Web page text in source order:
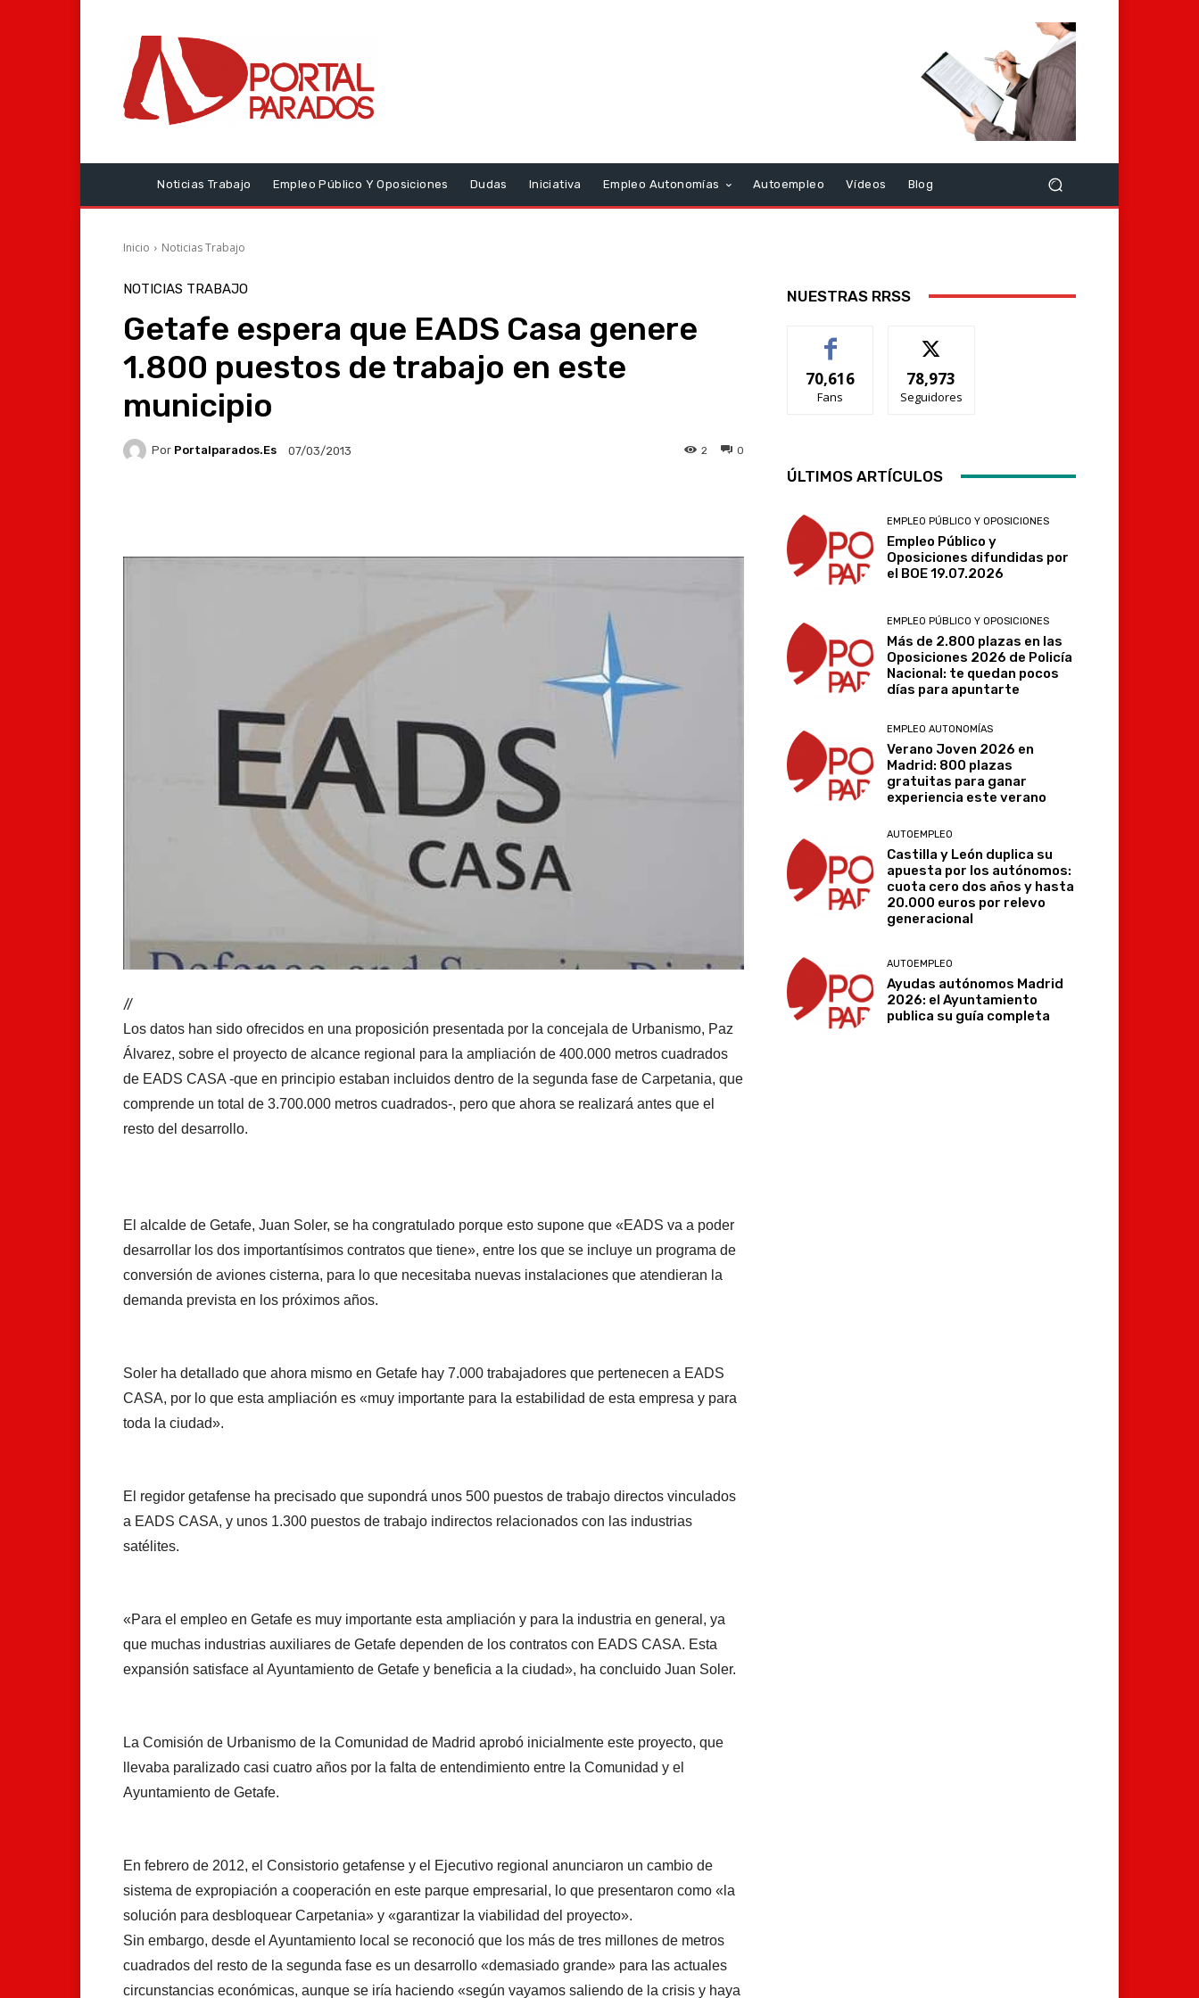
Noticias Trabajo Empleo Público Y Oposiciones Dudas Iniciativa Empleo Autonomías Autoempleo Vídeos Blog
Inicio Noticias Trabajo
NOTICIAS TRABAJO
Getafe espera que EADS Casa genere
1.800 puestos de trabajo en este
municipio
Por Portalparados.es 07/03/2013 0
2
//
Los datos han sido ofrecidos en una proposición presentada por la concejala de Urbanismo, Paz
Álvarez, sobre el proyecto de alcance regional para la ampliación de 400.000 metros cuadrados
de EADS CASA -que en principio estaban incluidos dentro de la segunda fase de Carpetania, que
comprende un total de 3.700.000 metros cuadrados-, pero que ahora se realizará antes que el
resto del desarrollo.
El alcalde de Getafe, Juan Soler, se ha congratulado porque esto supone que «EADS va a poder
desarrollar los dos importantísimos contratos que tiene», entre los que se incluye un programa de
conversión de aviones cisterna, para lo que necesitaba nuevas instalaciones que atendieran la
demanda prevista en los próximos años.
Soler ha detallado que ahora mismo en Getafe hay 7.000 trabajadores que pertenecen a EADS
CASA, por lo que esta ampliación es «muy importante para la estabilidad de esta empresa y para
toda la ciudad».
El regidor getafense ha precisado que supondrá unos 500 puestos de trabajo directos vinculados
a EADS CASA, y unos 1.300 puestos de trabajo indirectos relacionados con las industrias
satélites.
«Para el empleo en Getafe es muy importante esta ampliación y para la industria en general, ya
que muchas industrias auxiliares de Getafe dependen de los contratos con EADS CASA. Esta
expansión satisface al Ayuntamiento de Getafe y beneficia a la ciudad», ha concluido Juan Soler.
La Comisión de Urbanismo de la Comunidad de Madrid aprobó inicialmente este proyecto, que
llevaba paralizado casi cuatro años por la falta de entendimiento entre la Comunidad y el
Ayuntamiento de Getafe.
En febrero de 2012, el Consistorio getafense y el Ejecutivo regional anunciaron un cambio de
sistema de expropiación a cooperación en este parque empresarial, lo que presentaron como «la
solución para desbloquear Carpetania» y «garantizar la viabilidad del proyecto».
Sin embargo, desde el Ayuntamiento local se reconoció que los más de tres millones de metros
cuadrados del resto de la segunda fase es un desarrollo «demasiado grande» para las actuales
circunstancias económicas, aunque se iría haciendo «según vayamos saliendo de la crisis y haya
NUESTRAS RRSS
70,616
Fans
78,973
Seguidores
ÚLTIMOS ARTÍCULOS
EMPLEO PÚBLICO Y OPOSICIONES
Empleo Público y
Oposiciones difundidas por
el BOE 19.07.2026
EMPLEO PÚBLICO Y OPOSICIONES
Más de 2.800 plazas en las
Oposiciones 2026 de Policía
Nacional: te quedan pocos
días para apuntarte
EMPLEO AUTONOMÍAS
Verano Joven 2026 en
Madrid: 800 plazas
gratuitas para ganar
experiencia este verano
AUTOEMPLEO
Castilla y León duplica su
apuesta por los autónomos:
cuota cero dos años y hasta
20.000 euros por relevo
generacional
AUTOEMPLEO
Ayudas autónomos Madrid
2026: el Ayuntamiento
publica su guía completa